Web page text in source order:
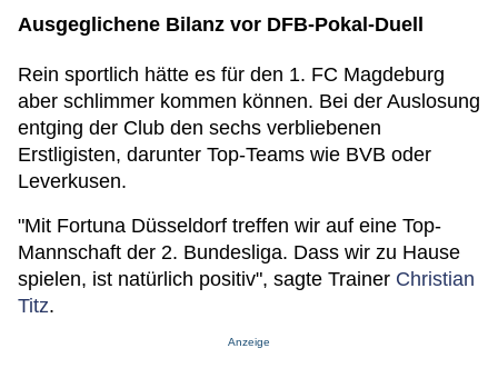
Ausgeglichene Bilanz vor DFB-Pokal-Duell
Rein sportlich hätte es für den 1. FC Magdeburg
aber schlimmer kommen können. Bei der Auslosung
entging der Club den sechs verbliebenen
Erstligisten, darunter Top-Teams wie BVB oder
Leverkusen.
"Mit Fortuna Düsseldorf treffen wir auf eine Top-
Mannschaft der 2. Bundesliga. Dass wir zu Hause
spielen, ist natürlich positiv", sagte Trainer Christian
Titz.
Anzeige